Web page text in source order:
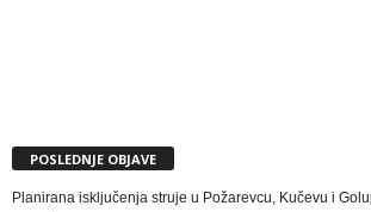
POSLEDNJE OBJAVE
Planirana isključenja struje u Požarevcu, Kučevu i